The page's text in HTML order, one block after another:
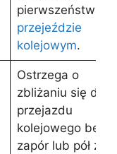
pierwszeństwa
przejeździe
kolejowym.
Ostrzega o
zbliżaniu się do
przejazdu
kolejowego bez
zapór lub pół